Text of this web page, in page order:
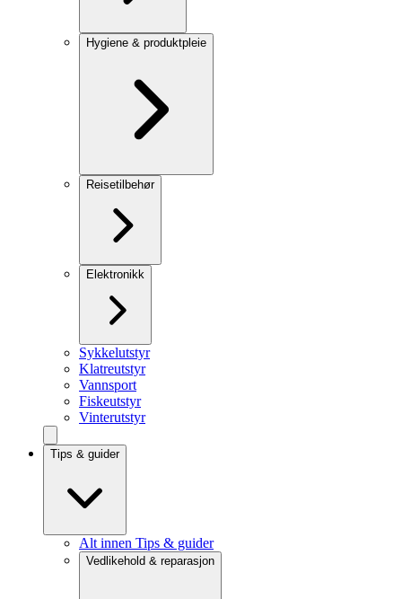
Hygiene & produktpleie
Reisetilbehør
Elektronikk
Sykkelutstyr
Klatreutstyr
Vannsport
Fiskeutstyr
Vinterutstyr
Tips & guider
Alt innen Tips & guider
Vedlikehold & reparasjon